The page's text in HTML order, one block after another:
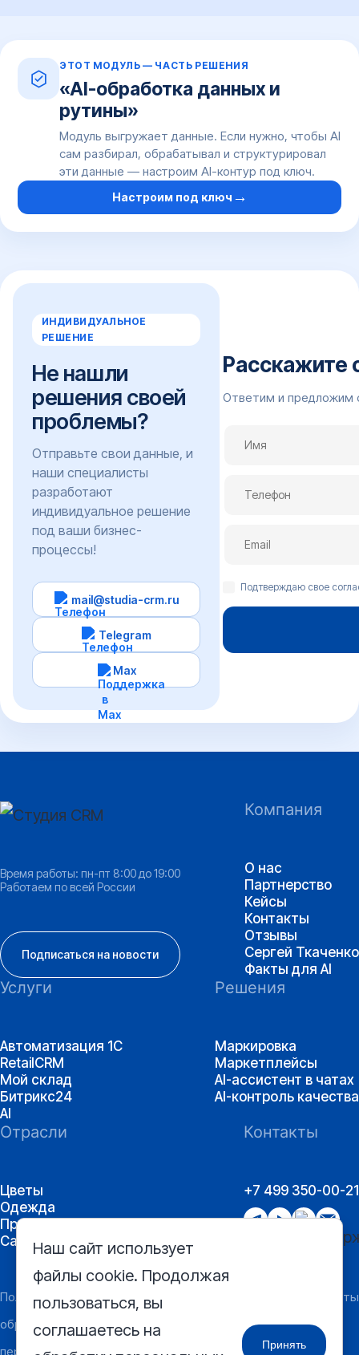
ЭТОТ МОДУЛЬ — ЧАСТЬ РЕШЕНИЯ
«AI-обработка данных и
рутины»
Модуль выгружает данные. Если нужно, чтобы AI
сам разбирал, обрабатывал и структурировал
эти данные — настроим AI-контур под ключ.
Настроим под ключ →
ИНДИВИДУАЛЬНОЕ
РЕШЕНИЕ
Не нашли
решения своей
проблемы?
Отправьте свои данные, и
наши специалисты
разработают
индивидуальное решение
под ваши бизнес-
процессы!
mail@studia-crm.ru
Telegram
Max
Расскажите
Ответим и предложим
Подтверждаю свое
Время работы: пн-пт 8:00 до 19:00
Работаем по всей России
Подписаться на новости
Компания
О нас
Партнерство
Кейсы
Контакты
Отзывы
Сергей Ткаченко
Факты для AI
Услуги
Автоматизация 1С
RetailCRM
Мой склад
Битрикс24
AI
Решения
Маркировка
Маркетплейсы
AI-ассистент в чатах
AI-контроль качества
Отрасли
Цветы
Одежда
Производство
Сантехника
Контакты
+7 499 350-00-21
Политика
обработки
персональных
Согласие на получение
информации рекламного и
информационного характера
Реквизиты
Наш сайт использует
файлы cookie. Продолжая
пользоваться, вы
соглашаетесь на
Принять